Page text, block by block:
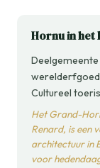
Hornu in
Deelgemeente
Cultureel
Het Grand-
Renard, is een
architectuur in
voor